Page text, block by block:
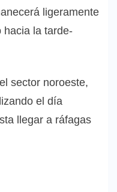
ligeramente
hacia la tarde-
sector noroeste,
el día
llegar a ráfagas